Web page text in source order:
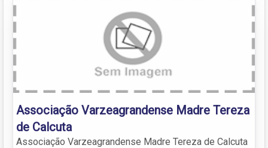
Associação Varzeagrandense Madre Tereza
de Calcuta
Associação Varzeagrandense Madre Tereza de Calcuta